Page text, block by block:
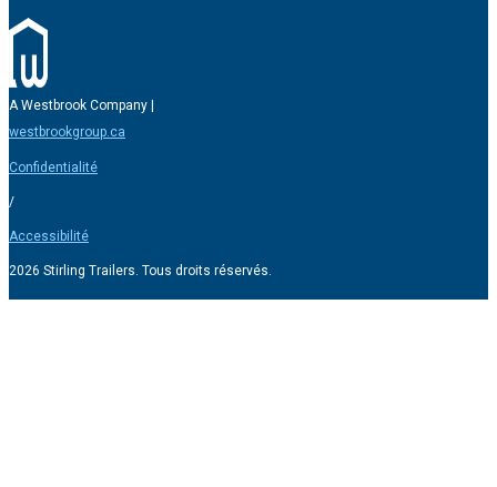
A Westbrook Company |
westbrookgroup.ca
Confidentialité
/
Accessibilité
2026 Stirling Trailers. Tous droits réservés.